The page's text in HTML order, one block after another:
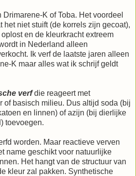
K of Toba. Het voordeel
het niet stuift (de korrels zijn gecoat),
en de kleurkracht extreem
in Nederland alleen
Ik verf de laatste jaren alleen
K maar alles wat ik schrijf geldt
verfdie reageert met
of basisch milieu. Dus altijd soda (bij
en linnen) of azijn (bij dierlijke
toevoegen.
worden. Maar reactieve verven
name geschikt voor natuurlijke
Het hangt van de structuur van
kleur zal pakken. Synthetische